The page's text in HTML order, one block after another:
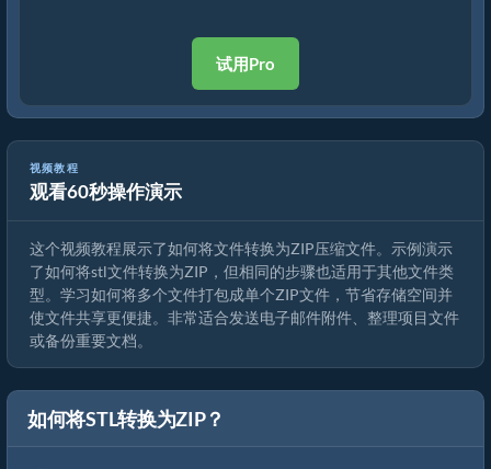
试用Pro
视频教程
观看60秒操作演示
如何在线将文件转换为ZIP（简单指南）
这个视频教程展示了如何将文件转换为ZIP压缩文件。示例演示
了如何将stl文件转换为ZIP，但相同的步骤也适用于其他文件类
型。学习如何将多个文件打包成单个ZIP文件，节省存储空间并
使文件共享更便捷。非常适合发送电子邮件附件、整理项目文件
或备份重要文档。
如何将STL转换为ZIP？